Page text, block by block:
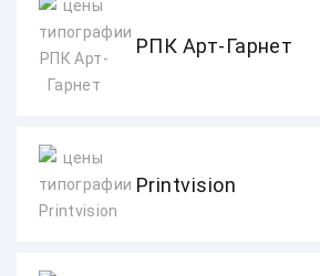
РПК Арт-Гарнет
Printvision